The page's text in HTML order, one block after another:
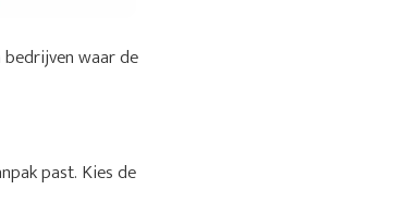
waar de
past. Kies de